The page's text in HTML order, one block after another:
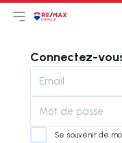
Ouvrir le menu
Logo
Connectez-
Se souvenir de